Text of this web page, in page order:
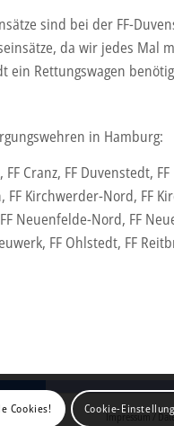
sind bei der FF-
da wir jedes Mal
ein Rettungswagen
in Hamburg:
Cranz, FF Duvenstedt, FF
FF Kirchwerder-Nord, FF
Neuenfelde-Nord, FF
FF Ohlstedt, FF
Impressum /
Cookies! Cookie-